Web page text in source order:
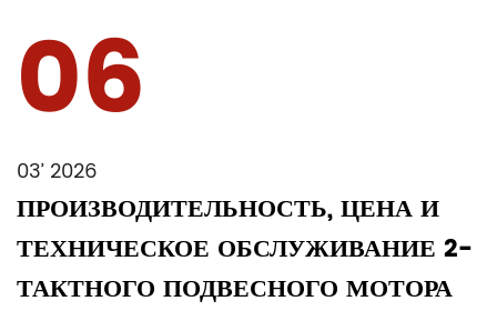
06
03’ 2026
ПРОИЗВОДИТЕЛЬНОСТЬ, ЦЕНА И
ТЕХНИЧЕСКОЕ ОБСЛУЖИВАНИЕ 2-
ТАКТНОГО ПОДВЕСНОГО МОТОРА